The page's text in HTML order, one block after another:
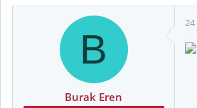
ş
a
n
ı
ç
B
Burak Eren